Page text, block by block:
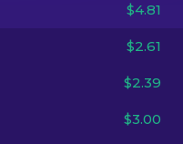
TH
$4.81
$2.61
$2.39
$3.00